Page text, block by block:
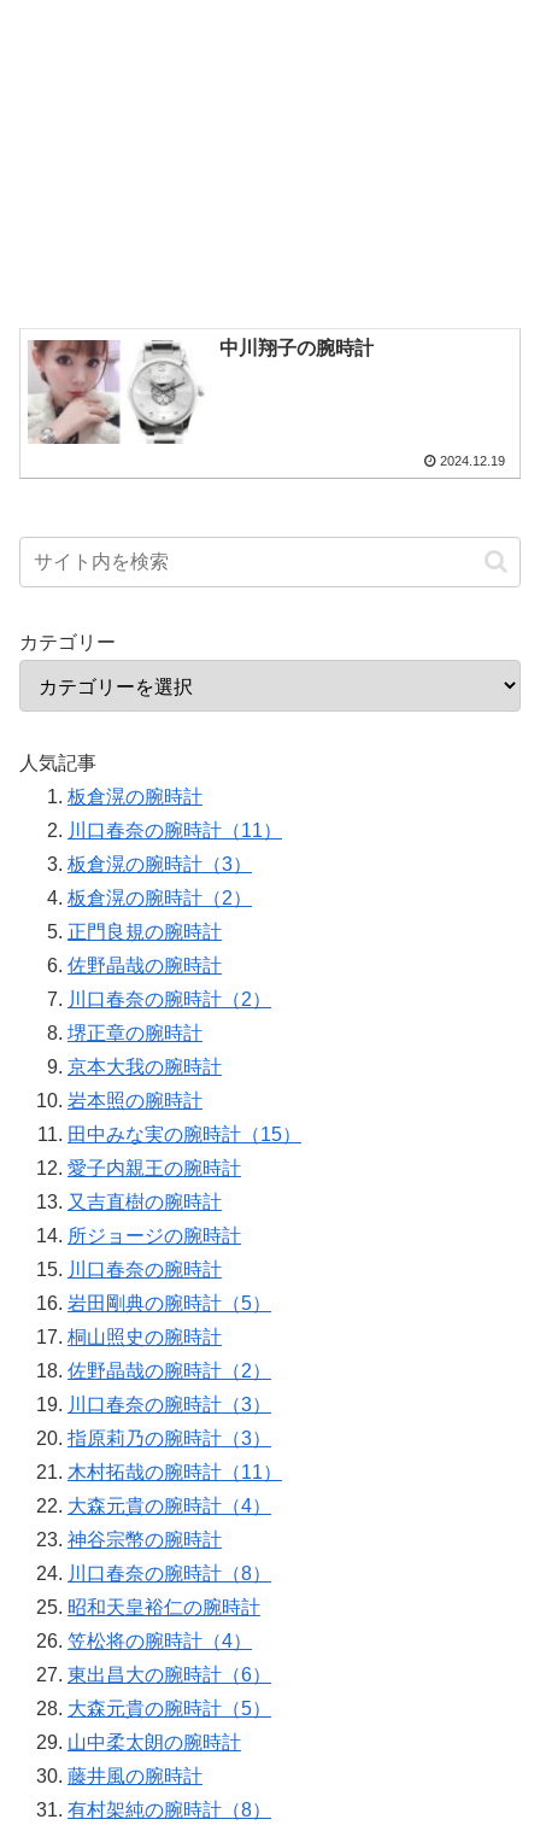
中川翔子の腕時計
2024.12.19
カテゴリー
人気記事
板倉滉の腕時計
川口春奈の腕時計（11）
板倉滉の腕時計（3）
板倉滉の腕時計（2）
正門良規の腕時計
佐野晶哉の腕時計
川口春奈の腕時計（2）
堺正章の腕時計
京本大我の腕時計
岩本照の腕時計
田中みな実の腕時計（15）
愛子内親王の腕時計
又吉直樹の腕時計
所ジョージの腕時計
川口春奈の腕時計
岩田剛典の腕時計（5）
桐山照史の腕時計
佐野晶哉の腕時計（2）
川口春奈の腕時計（3）
指原莉乃の腕時計（3）
木村拓哉の腕時計（11）
大森元貴の腕時計（4）
神谷宗幣の腕時計
川口春奈の腕時計（8）
昭和天皇裕仁の腕時計
笠松将の腕時計（4）
東出昌大の腕時計（6）
大森元貴の腕時計（5）
山中柔太朗の腕時計
藤井風の腕時計
有村架純の腕時計（8）